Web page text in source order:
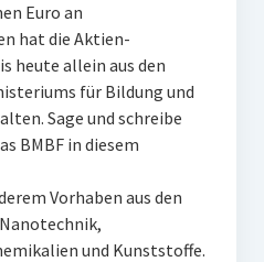
Euro an
hat die Aktien-
heute allein aus den
für Bildung und
Sage und schreibe
BMBF in diesem
Vorhaben aus den
und Kunststoffe.